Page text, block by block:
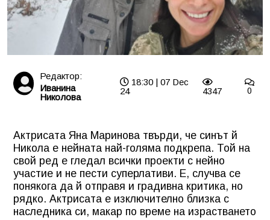
Редактор:
Иванина
Николова
18:30 | 07 Dec
24
4347 0
Актрисата Яна Маринова твърди, че синът й
Никола е нейната най-голяма подкрепа. Той на
свой ред е гледал всички проекти с нейно
участие и не пести суперлативи. Е, случва се
понякога да й отправя и градивна критика, но
рядко. Актрисата е изключително близка с
наследника си, макар по време на израстването